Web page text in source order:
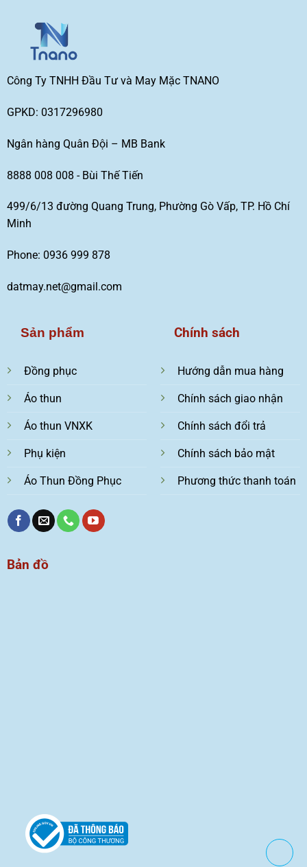
Công Ty TNHH Đầu Tư và May Mặc TNANO
GPKD: 0317296980
Ngân hàng Quân Đội – MB Bank
8888 008 008 - Bùi Thế Tiến
499/6/13 đường Quang Trung, Phường Gò Vấp, TP. Hồ Chí
Minh
Phone: 0936 999 878
datmay.net@gmail.com
Sản phẩm
Đồng phục
Áo thun
Áo thun VNXK
Phụ kiện
Áo Thun Đồng Phục
Chính sách
Hướng dẫn mua hàng
Chính sách giao nhận
Chính sách đổi trả
Chính sách bảo mật
Phương thức thanh toán
Bản đồ